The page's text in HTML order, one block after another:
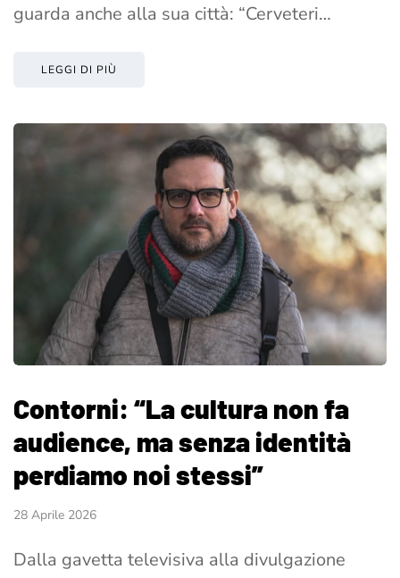
guarda anche alla sua città: “Cerveteri…
LEGGI DI PIÙ
Contorni: “La cultura non fa
audience, ma senza identità
perdiamo noi stessi”
28 Aprile 2026
Dalla gavetta televisiva alla divulgazione